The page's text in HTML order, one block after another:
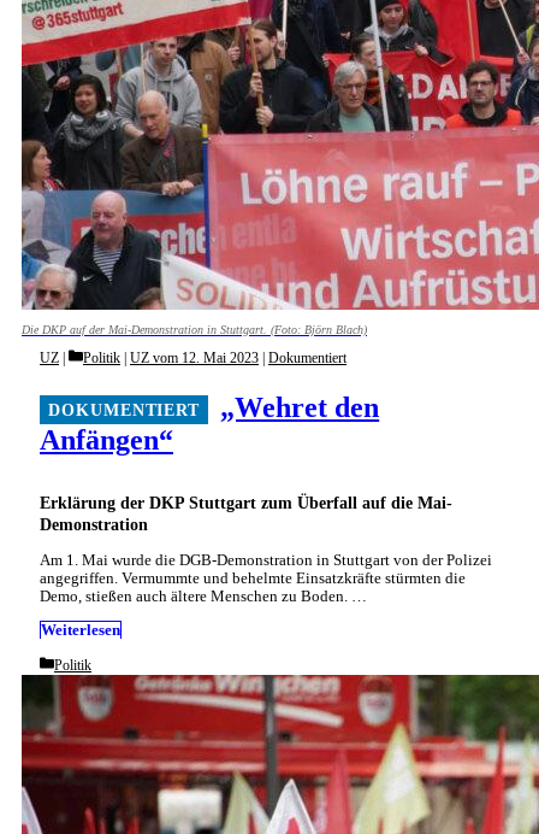
Die DKP auf der Mai-Demonstration in Stuttgart. (Foto: Björn Blach)
Erklärung der DKP Stuttgart zum Überfall auf die Mai-
Demonstration
„Wehret den
Anfängen“
UZ Categories
Politik UZ vom 12. Mai 2023 Dokumentiert
Am 1. Mai wurde die DGB-Demonstration in Stuttgart von der Polizei
angegriffen. Vermummte und behelmte Einsatzkräfte stürmten die
Demo, stießen auch ältere Menschen zu Boden. …
Weiterlesen
Categories
Politik